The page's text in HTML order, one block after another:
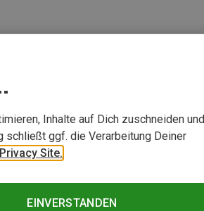
Inhalte auf Dich zuschneiden und
ggf. die Verarbeitung Deiner
Site.
EINVERSTANDEN